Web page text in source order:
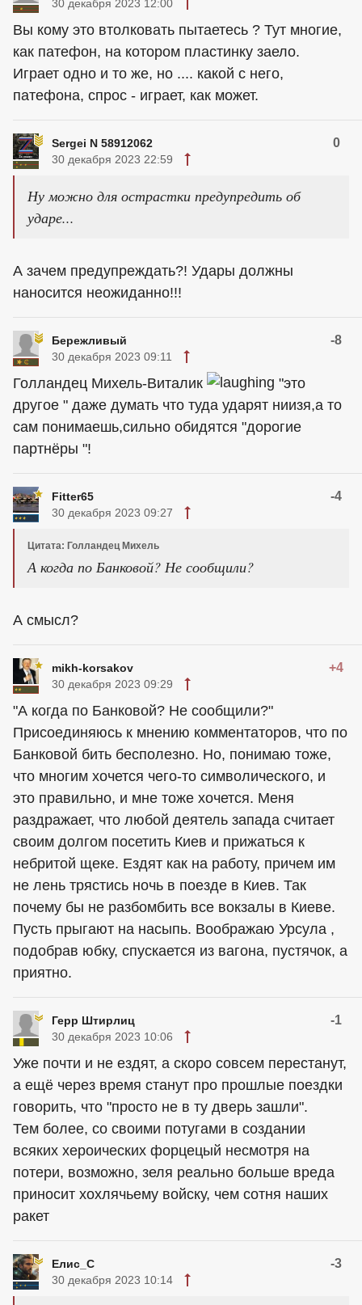
30 декабря 2023 12:00
Вы кому это втолковать пытаетесь ? Тут многие,
как патефон, на котором пластинку заело.
Играет одно и то же, но .... какой с него,
патефона, спрос - играет, как может.
Sergei N 58912062 0
30 декабря 2023 22:59
Ну можно для острастки предупредить об
ударе...
А зачем предупреждать?! Удары должны
наносится неожиданно!!!
Бережливый -8
30 декабря 2023 09:11
Голландец Михель-Виталик
"это
другое " даже думать что туда ударят ниизя,а то
сам понимаешь,сильно обидятся "дорогие
партнёры "!
Fitter65 -4
30 декабря 2023 09:27
Цитата: Голландец Михель
А когда по Банковой? Не сообщили?
А смысл?
mikh-korsakov +4
30 декабря 2023 09:29
"А когда по Банковой? Не сообщили?"
Присоединяюсь к мнению комментаторов, что по
Банковой бить бесполезно. Но, понимаю тоже,
что многим хочется чего-то символического, и
это правильно, и мне тоже хочется. Меня
раздражает, что любой деятель запада считает
своим долгом посетить Киев и прижаться к
небритой щеке. Ездят как на работу, причем им
не лень трястись ночь в поезде в Киев. Так
почему бы не разбомбить все вокзалы в Киеве.
Пусть прыгают на насыпь. Воображаю Урсула ,
подобрав юбку, спускается из вагона, пустячок, а
приятно.
Герр Штирлиц -1
30 декабря 2023 10:06
Уже почти и не ездят, а скоро совсем перестанут,
а ещё через время станут про прошлые поездки
говорить, что "просто не в ту дверь зашли".
Тем более, со своими потугами в создании
всяких хероических форцецый несмотря на
потери, возможно, зеля реально больше вреда
приносит хохлячьему войску, чем сотня наших
ракет
Елис_С -3
30 декабря 2023 10:14